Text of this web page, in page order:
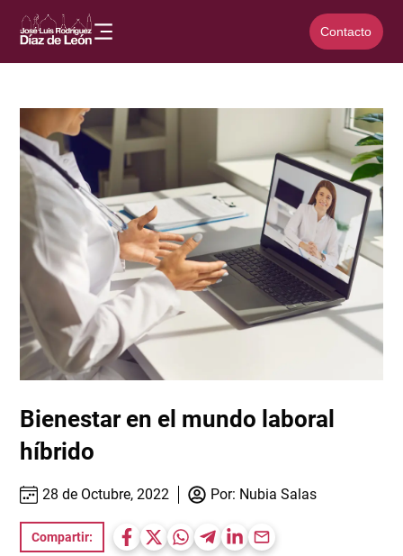
Contacto
Bienestar en el mundo laboral
híbrido
28 de Octubre, 2022 Por: Nubia Salas
Compartir: